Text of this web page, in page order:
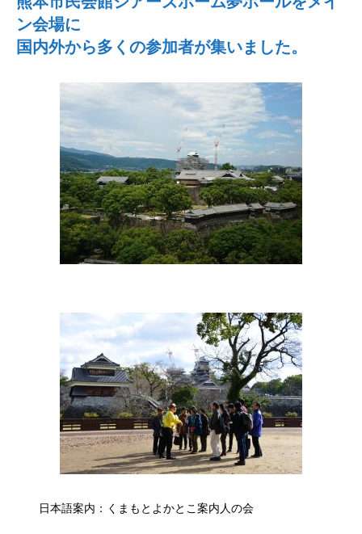
ン会場に
国内外から多くの参加者が集いました。
日本語案内：くまもとよかとこ案内人の会